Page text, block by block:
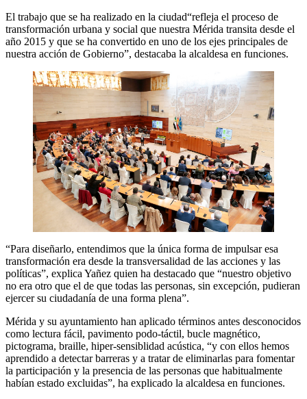
El trabajo que se ha realizado en la ciudad“refleja el proceso de
transformación urbana y social que nuestra Mérida transita desde el
año 2015 y que se ha convertido en uno de los ejes principales de
nuestra acción de Gobierno”, destacaba la alcaldesa en funciones.
“Para diseñarlo, entendimos que la única forma de impulsar esa
transformación era desde la transversalidad de las acciones y las
políticas”, explica Yañez quien ha destacado que “nuestro objetivo
no era otro que el de que todas las personas, sin excepción, pudieran
ejercer su ciudadanía de una forma plena”.
Mérida y su ayuntamiento han aplicado términos antes desconocidos
como lectura fácil, pavimento podo-táctil, bucle magnético,
pictograma, braille, hiper-sensiblidad acústica, “y con ellos hemos
aprendido a detectar barreras y a tratar de eliminarlas para fomentar
la participación y la presencia de las personas que habitualmente
habían estado excluidas”, ha explicado la alcaldesa en funciones.